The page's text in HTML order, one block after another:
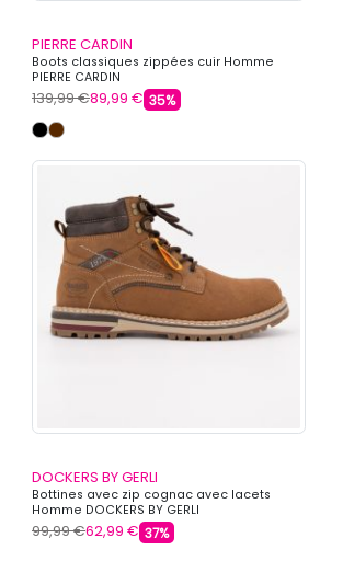
PIERRE CARDIN
Boots classiques zippées cuir Homme
PIERRE CARDIN
139,99 €89,99 € 35%
DOCKERS BY GERLI
Bottines avec zip cognac avec lacets
Homme DOCKERS BY GERLI
99,99 €62,99 € 37%